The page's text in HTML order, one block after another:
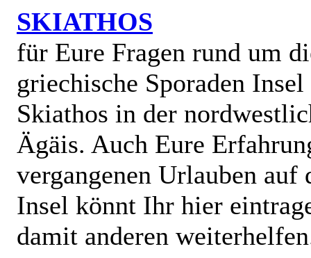
SKIATHOS
für Eure Fragen rund um
griechische Sporaden Insel
Skiathos in der
Ägäis. Auch Eure
vergangenen Urlauben auf
Insel könnt Ihr hier
damit anderen